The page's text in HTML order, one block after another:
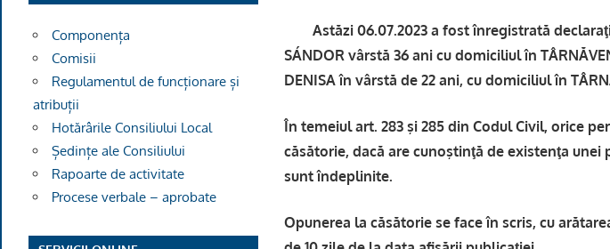
Astăzi 06.07.2023 a fost înregistrată
SÁNDOR vârstă 36 ani cu domiciliul în
DENISA în vârstă de 22 ani, cu domiciliul în
În temeiul art. 283 şi 285 din Codul Civil, orice
căsătorie, dacă are cunoştinţă de existenţa
sunt îndeplinite.
Opunerea la căsătorie se face în scris, cu
Componența
Comisii
Regulamentul de funcționare și
atribuții
Hotărârile Consiliului Local
Ședințe ale Consiliului
Rapoarte de activitate
Procese verbale – aprobate